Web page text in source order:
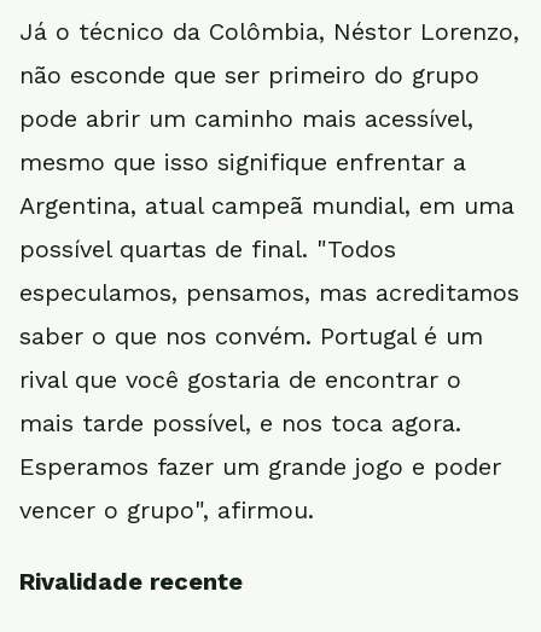
Já o técnico da Colômbia, Néstor Lorenzo,
não esconde que ser primeiro do grupo
pode abrir um caminho mais acessível,
mesmo que isso signifique enfrentar a
Argentina, atual campeã mundial, em uma
possível quartas de final. "Todos
especulamos, pensamos, mas acreditamos
saber o que nos convém. Portugal é um
rival que você gostaria de encontrar o
mais tarde possível, e nos toca agora.
Esperamos fazer um grande jogo e poder
vencer o grupo", afirmou.
Rivalidade recente